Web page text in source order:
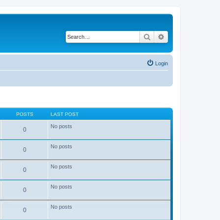
Search
Login
POSTS LAST POST
0 No posts
0 No posts
0 No posts
0 No posts
0 No posts